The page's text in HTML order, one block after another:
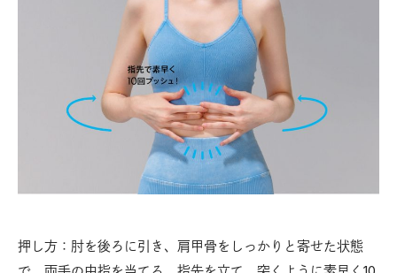
押し方：肘を後ろに引き、肩甲骨をしっかりと寄せた状態